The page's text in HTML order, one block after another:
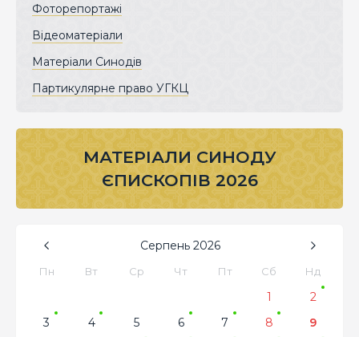
Фоторепортажі
Відеоматеріали
Матеріали Синодів
Партикулярне право УГКЦ
МАТЕРІАЛИ СИНОДУ
ЄПИСКОПІВ 2026
Серпень 2026
Пн Вт Ср Чт Пт Сб Нд
1
2
3
4 5 6 7 8
9